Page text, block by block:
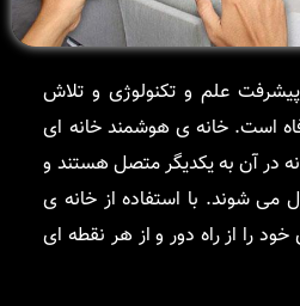
علم و تکنولوژی و تلاش
است. خانه ی هوشمند خانه ای
در آن به یکدیگر متصل هستند و
می شوند. با استفاده از خانه ی
را از راه دور و از هر نقطه ای